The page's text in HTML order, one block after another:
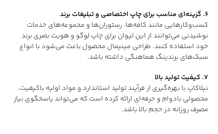
۶. گزینه‌ای مناسب برای چاپ اختصاصی و تبلیغات برند
کسب‌وکارهایی مانند کافه‌ها، رستوران‌ها و مجموعه‌های خدمات
نوشیدنی می‌توانند از این لیوان برای چاپ لوگو و هویت بصری برند
خود استفاده کنند. طراحی مینیمال محصول باعث می‌شود با انواع
سبک‌های برندینگ هماهنگی داشته باشد.
۷. کیفیت تولید بالا
نیلاکاپ با بهره‌گیری از فرآیند تولید استاندارد و مواد اولیه باکیفیت،
محصولی بادوام و حرفه‌ای ارائه کرده است که می‌تواند پاسخگوی نیاز
مصرف روزانه در حجم بالا باشد.